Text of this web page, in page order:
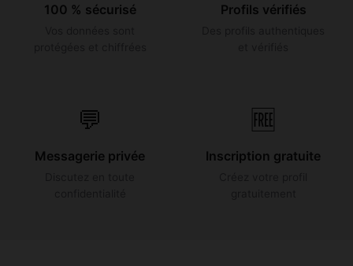
100 % sécurisé Profils vérifiés
💬
Messagerie privée
🆓
Inscription gratuite